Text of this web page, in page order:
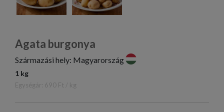
Agata burgonya
Származási hely: Magyarország
1 kg
Egységár: 690 Ft / kg